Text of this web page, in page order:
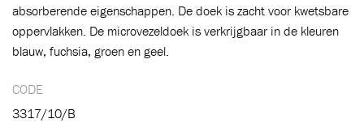
absorberende eigenschappen. De doek is zacht voor kwetsbare
oppervlakken. De microvezeldoek is verkrijgbaar in de kleuren
blauw, fuchsia, groen en geel.
CODE
3317/10/B
VERDER WINKELEN Ga naar winkelwagen